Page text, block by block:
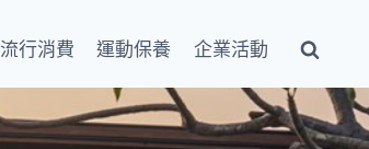
流行消費 運動保養 企業活動